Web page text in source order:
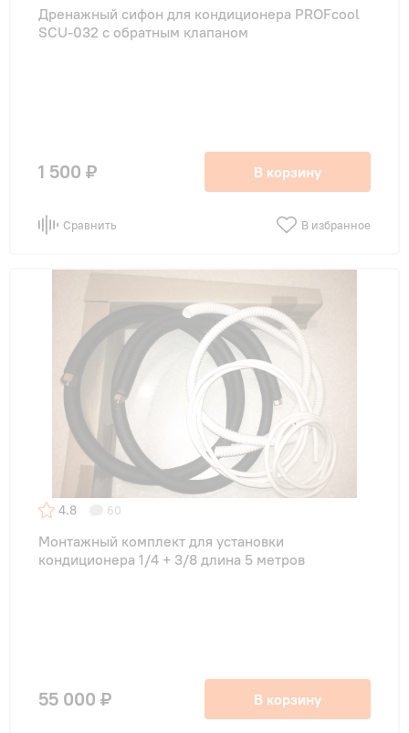
Дренажный сифон для кондиционера PROFcool
SCU-032 с обратным клапаном
1 500 ₽ В корзину
Сравнить В избранное
4.8 60
Монтажный комплект для установки
кондиционера 1/4 + 3/8 длина 5 метров
55 000 ₽ В корзину